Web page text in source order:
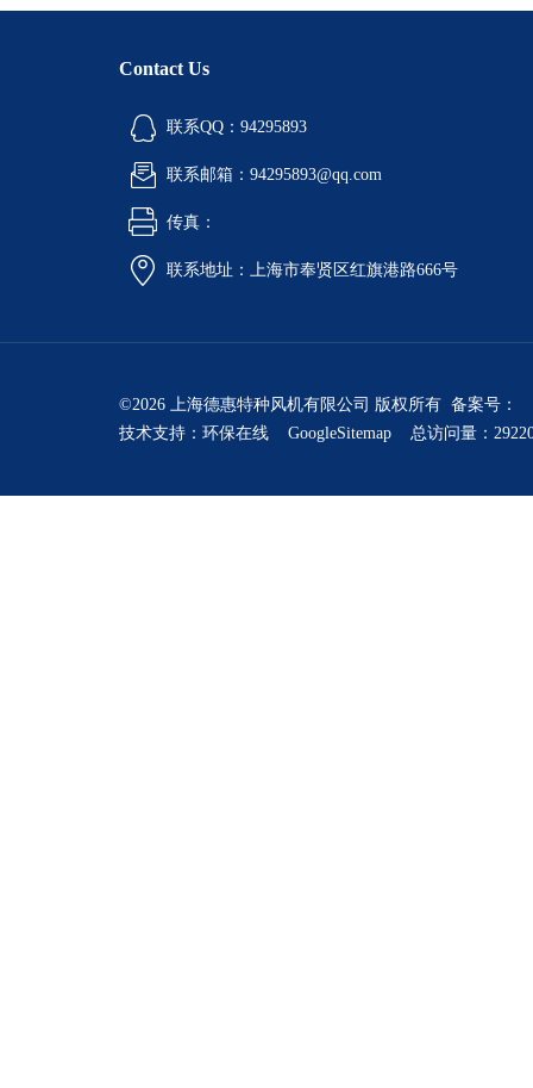
Contact Us
联系QQ：94295893
联系邮箱：94295893@qq.com
传真：
联系地址：上海市奉贤区红旗港路666号
©2026 上海德惠特种风机有限公司 版权所有 备案号：
技术支持： 环保在线 GoogleSitemap 总访问量：